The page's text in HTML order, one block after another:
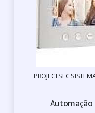
PROJECTSEC
Automação